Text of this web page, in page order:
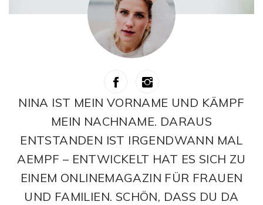
NINA IST MEIN VORNAME UND KÄMPF
MEIN NACHNAME. DARAUS
ENTSTANDEN IST IRGENDWANN MAL
AEMPF – ENTWICKELT HAT ES SICH ZU
EINEM ONLINEMAGAZIN FÜR FRAUEN
UND FAMILIEN. SCHÖN, DASS DU DA